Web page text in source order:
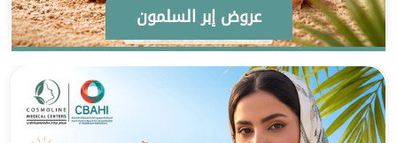
عروض إبر السلمون